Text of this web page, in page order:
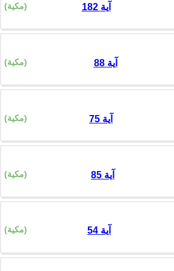
(مكية) 182 آية
(مكية) 88 آية
(مكية) 75 آية
(مكية) 85 آية
(مكية) 54 آية